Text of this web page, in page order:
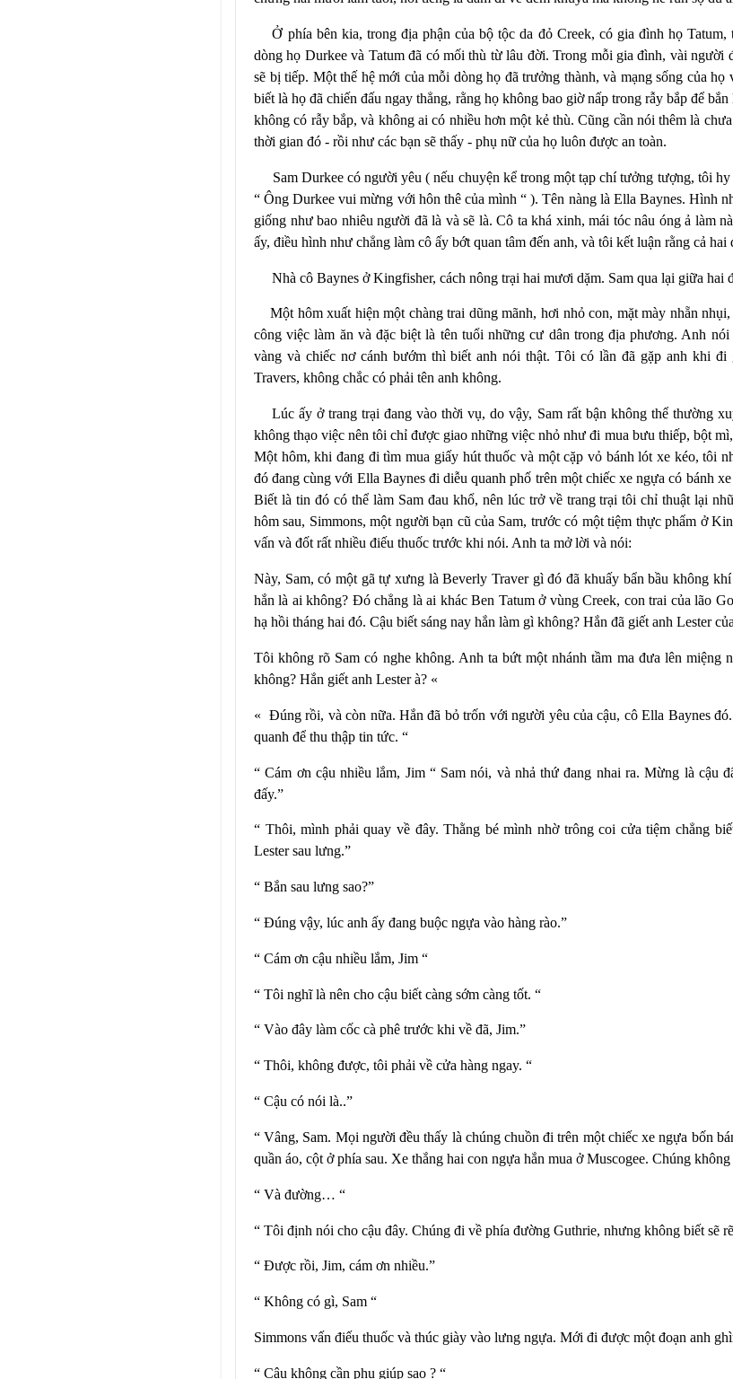
Ở phía bên kia, trong địa phận của bộ tộc da đỏ Creek, có gia đình họ
dòng họ Durkeevà Tatum đã có mối thù từ lâu đời. Trong mỗi gia đình, vài người
sẽ bị tiếp. Một thế hệ mới của mỗi dòng họ đã trưởng thành, và mạng sống của
biết là họ đã chiến đấu ngay thẳng, rằng họ không bao giờ nấp trong rẫy bắp để
không có rẫy bắp, và không ai có nhiều hơn một kẻ thù. Cũng cần nói thêm là
thời gian đó - rồi như các bạn sẽ thấy - phụ nữ của họ luôn được an toàn.
Sam Durkee cóngười yêu ( nếu chuyện kể trong một tạp chí tưởng tượng, tôi
“ Ông Durkee vui mừng với hôn thê của mình “ ). Tên nàng là Ella Baynes. Hình
giống như bao nhiêu người đã là và sẽ là. Cô ta khá xinh, mái tóc nâu óng ả làm
ấy, điều hình như chẳng làm cô ấy bớt quan tâm đến anh, và tôi kết luận rằng cả hai
Nhà cô Baynes ởKingfisher, cách nông trại hai mươi dặm. Sam qua lại giữa hai
Một hôm xuất hiện một chàng trai dũng mãnh, hơi nhỏ con, mặt mày nhẵn
công việc làm ăn và đặc biệt là tên tuổi những cư dân trong địa phương. Anh
vàng và chiếc nơ cánh bướm thì biết anh nói thật. Tôi có lần đã gặp anh khi
Travers, không chắc có phải tên anh không.
Lúc ấy ở trang trại đang vào thời vụ, do vậy, Sam rất bận không thể thường
không thạo việc nên tôi chỉ được giao những việc nhỏ như đi mua bưu thiếp, bột
Một hôm, khi đang đi tìm mua giấy hút thuốc và một cặp vỏ bánh lót xe kéo, tôi
đó đang cùng với Ella Baynes đi diễu quanh phố trên một chiếc xe ngựa có bánh
Biết là tin đó có thể làm Sam đau khổ, nên lúc trở về trang trại tôi chỉ thuật lại
hôm sau, Simmons, một người bạn cũ của Sam, trước có một tiệm thực phẩm ở
vấn và đốt rất nhiều điếu thuốc trước khi nói. Anh ta mở lời và nói:
Này, Sam, có một gã tự xưng là Beverly Traver gì đó đã khuấy bẩn bầu không
hắn là ai không? Đó chẳng là ai khác Ben Tatum ở vùng Creek, con trai của lão
hạ hồi tháng hai đó. Cậu biết sáng nay hắn làm gì không? Hắn đã giết anh Lester
Tôi không rõ Sam có nghe không. Anh ta bứt một nhánh tầm ma đưa lên miệng
không? Hắn giết anh Lesterà? «
« Đúng rồi, và còn nữa. Hắn đã bỏ trốn với người yêu của cậu, cô Ella Baynes
quanh để thu thập tin tức. “
“ Cám ơn cậu nhiều lắm, Jim “ Sam nói, và nhả thứ đang nhai ra. Mừng là cậu
đấy.”
“ Thôi, mình phải quay về đây. Thằng bé mình nhờ trông coi cửa tiệm chẳng
Lestersau lưng.”
“ Bắn sau lưng sao?”
“ Đúng vậy, lúc anh ấy đang buộc ngựa vào hàng rào.”
“ Cám ơn cậu nhiều lắm, Jim “
“ Tôi nghĩ là nên cho cậu biết càng sớm càng tốt. “
“ Vào đây làm cốc cà phê trước khi về đã, Jim.”
“ Thôi, không được, tôi phải về cửa hàng ngay. “
“ Cậu có nói là..”
“ Vâng, Sam. Mọi người đều thấy là chúng chuồn đi trên một chiếc xe ngựa bốn
quần áo, cột ở phía sau. Xe thắng hai con ngựa hắn mua ởMuscogee. Chúng
“ Và đường… “
“ Tôi định nói cho cậu đây. Chúng đi về phía đường Guthrie, nhưng không biết sẽ
“ Được rồi, Jim, cám ơn nhiều.”
“ Không có gì, Sam “
Simmons vấn điếu thuốc và thúc giày vào lưng ngựa. Mới đi được một đoạn anh
“ Cậu không cần phụ giúp sao ? “